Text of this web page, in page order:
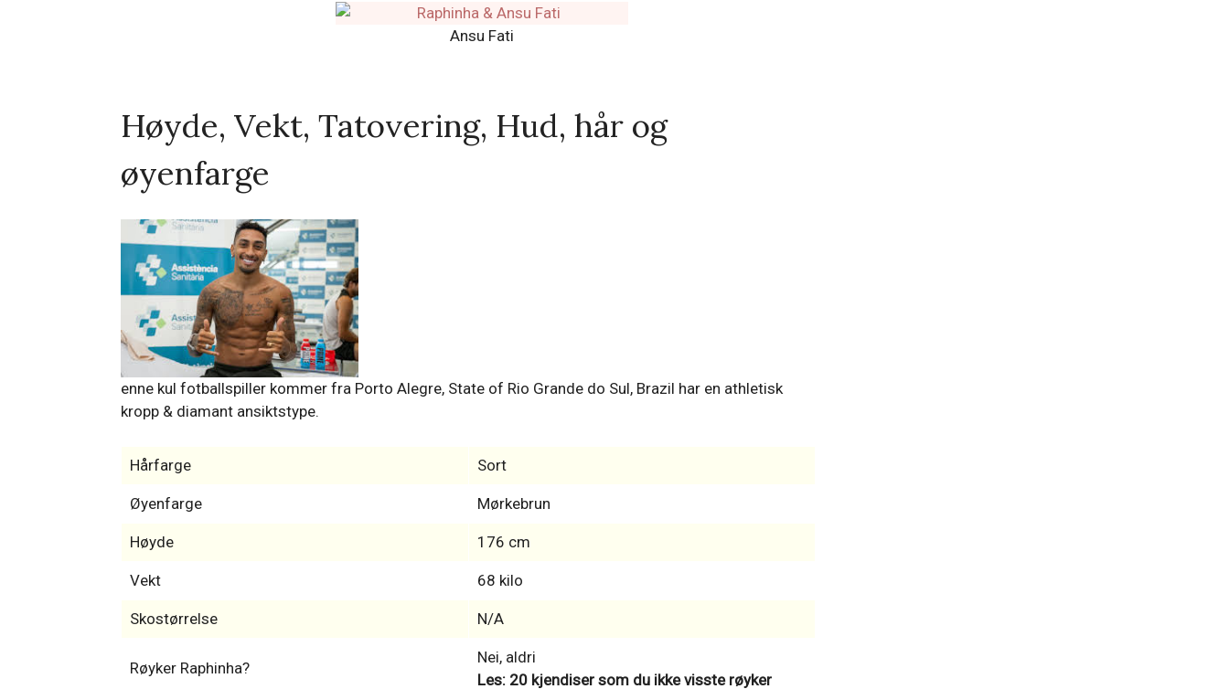
Ansu Fati
Høyde, Vekt, Tatovering, Hud, hår og
øyenfarge
enne kul fotballspiller kommer fra Porto Alegre, State of Rio Grande do Sul, Brazil har en athletisk
kropp & diamant ansiktstype.
Hårfarge Sort
Øyenfarge Mørkebrun
Høyde 176 cm
Vekt 68 kilo
Skostørrelse N/A
Røyker Raphinha?
Nei, aldri
Les: 20 kjendiser som du ikke visste røyker